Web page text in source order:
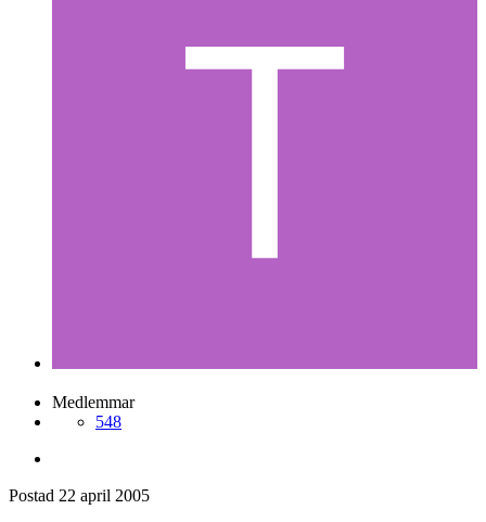
Medlemmar
548
Postad 22 april 2005